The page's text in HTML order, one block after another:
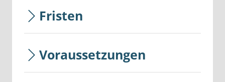
Fristen
Voraussetzungen